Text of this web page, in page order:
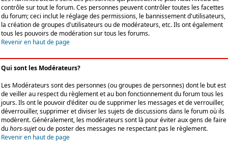
contrôle sur tout le forum. Ces personnes peuvent contrôler toutes les facettes
du forum; ceci inclut le réglage des permissions, le bannissement d'utilisateurs,
la création de groupes d'utilisateurs ou de modérateurs, etc. Ils ont également
tous les pouvoirs de modération sur tous les forums.
Revenir en haut de page
Qui sont les Modérateurs?
Les Modérateurs sont des personnes (ou groupes de personnes) dont le but est
de veiller au respect du règlement et au bon fonctionnement du forum tous les
jours. Ils ont le pouvoir d'éditer ou de supprimer les messages et de verrouiller,
déverrouiller, supprimer et diviser les sujets de discussions dans le forum où ils
modèrent. Généralement, les modérateurs sont là pour éviter aux gens de faire
duhors-sujetou de poster des messages ne respectant pas le règlement.
Revenir en haut de page